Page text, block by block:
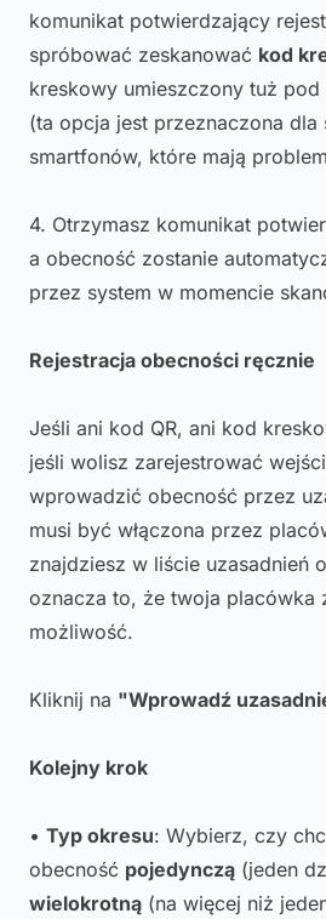
komunikat potwierdzający
spróbować zeskanować kod
kreskowy umieszczony tuż pod
(ta opcja jest przeznaczona dla
smartfonów, które mają
4. Otrzymasz komunikat
a obecność zostanie
przez system w momencie
Rejestracja obecności ręcznie
Jeśli ani kod QR, ani kod
jeśli wolisz zarejestrować
wprowadzić obecność przez
musi być włączona przez
znajdziesz w liście uzasadnień
oznacza to, że twoja placówka
możliwość.
Kliknij na "Wprowadź
Kolejny krok
• Typ okresu: Wybierz, czy
obecność pojedynczą (jeden
wielokrotną (na więcej niż